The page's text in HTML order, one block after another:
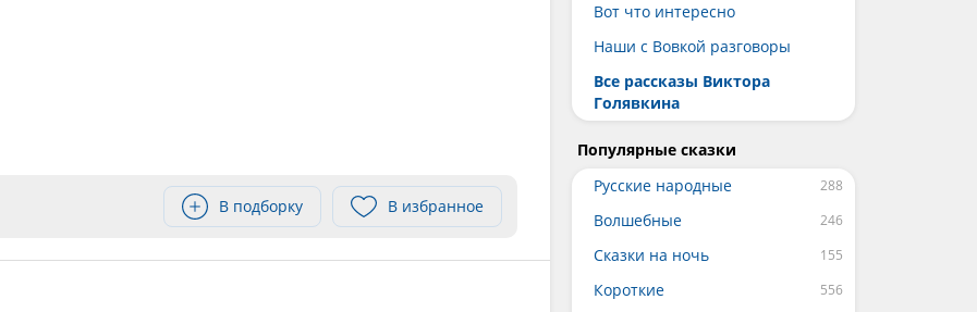
В подборку В избранное
Вот что интересно
Наши с Вовкой разговоры
Все рассказы Виктора
Голявкина
Популярные сказки
Русские народные
Волшебные
Сказки на ночь
Короткие